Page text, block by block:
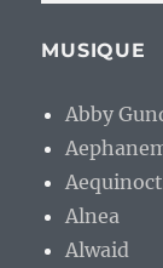
MUSIQUE
Abby
Alnea
Alwaid